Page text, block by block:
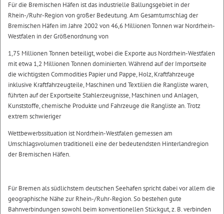
Für die Bremischen Häfen ist das industrielle Ballungsgebiet in der
Rhein-/Ruhr-Region von großer Bedeutung. Am Gesamtumschlag der
Bremischen Häfen im Jahre 2002 von 46,6 Millionen Tonnen war Nordrhein-
Westfalen in der Größenordnung von
1,75 Millionen Tonnen beteiligt, wobei die Exporte aus Nordrhein-Westfalen
mit etwa 1,2 Millionen Tonnen dominierten. Während auf der Importseite
die wichtigsten Commodities Papier und Pappe, Holz, Kraftfahrzeuge
inklusive Kraftfahrzeugteile, Maschinen und Textilien die Rangliste waren,
führten auf der Exportseite Stahlerzeugnisse, Maschinen und Anlagen,
Kunststoffe, chemische Produkte und Fahrzeuge die Rangliste an. Trotz
extrem schwieriger
Wettbewerbssituation ist Nordrhein-Westfalen gemessen am
Umschlagsvolumen traditionell eine der bedeutendsten Hinterlandregion
der Bremischen Häfen.
Für Bremen als südlichstem deutschen Seehafen spricht dabei vor allem die
geographische Nähe zur Rhein-/Ruhr-Region. So bestehen gute
Bahnverbindungen sowohl beim konventionellen Stückgut, z. B. verbinden